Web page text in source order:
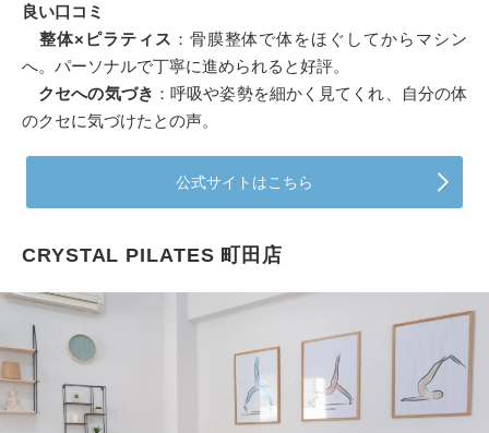
良い口コミ
整体×ピラティス ：骨膜整体で体をほぐしてからマシン
へ。パーソナルで丁寧に進められると好評。
クセへの気づき ：呼吸や姿勢を細かく見てくれ、自分の体
のクセに気づけたとの声。
公式サイトはこちら
CRYSTAL PILATES 町田店